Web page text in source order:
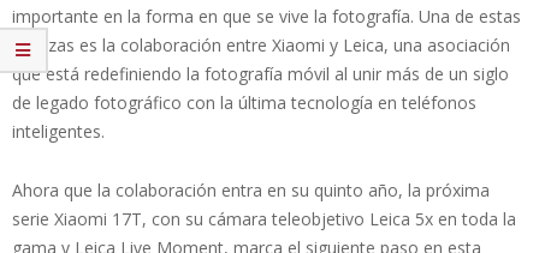
importante en la forma en que se vive la fotografía. Una de estas
alianzas es la colaboración entre Xiaomi y Leica, una asociación
que está redefiniendo la fotografía móvil al unir más de un siglo
de legado fotográfico con la última tecnología en teléfonos
inteligentes.
Ahora que la colaboración entra en su quinto año, la próxima
serie Xiaomi 17T, con su cámara teleobjetivo Leica 5x en toda la
gama y Leica Live Moment, marca el siguiente paso en esta